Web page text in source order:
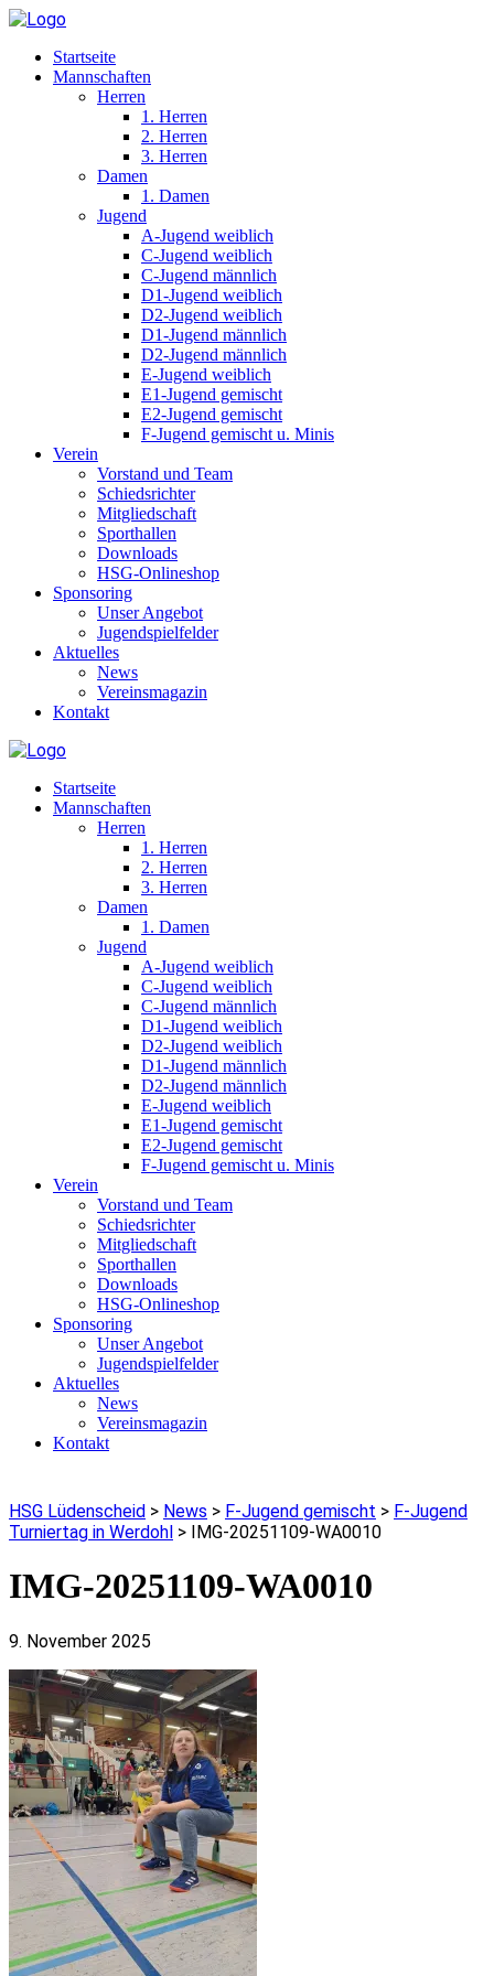
Startseite
Mannschaften
Herren
1. Herren
2. Herren
3. Herren
Damen
1. Damen
Jugend
A-Jugend weiblich
C-Jugend weiblich
C-Jugend männlich
D1-Jugend weiblich
D2-Jugend weiblich
D1-Jugend männlich
D2-Jugend männlich
E-Jugend weiblich
E1-Jugend gemischt
E2-Jugend gemischt
F-Jugend gemischt u. Minis
Verein
Vorstand und Team
Schiedsrichter
Mitgliedschaft
Sporthallen
Downloads
HSG-Onlineshop
Sponsoring
Unser Angebot
Jugendspielfelder
Aktuelles
News
Vereinsmagazin
Kontakt
Startseite
Mannschaften
Herren
1. Herren
2. Herren
3. Herren
Damen
1. Damen
Jugend
A-Jugend weiblich
C-Jugend weiblich
C-Jugend männlich
D1-Jugend weiblich
D2-Jugend weiblich
D1-Jugend männlich
D2-Jugend männlich
E-Jugend weiblich
E1-Jugend gemischt
E2-Jugend gemischt
F-Jugend gemischt u. Minis
Verein
Vorstand und Team
Schiedsrichter
Mitgliedschaft
Sporthallen
Downloads
HSG-Onlineshop
Sponsoring
Unser Angebot
Jugendspielfelder
Aktuelles
News
Vereinsmagazin
Kontakt
HSG Lüdenscheid > News > F-Jugend gemischt > F-Jugend
Turniertag in Werdohl > IMG-20251109-WA0010
IMG-20251109-WA0010
9. November 2025